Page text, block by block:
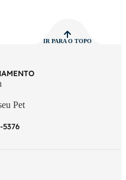
IR PARA O TOPO
Pet